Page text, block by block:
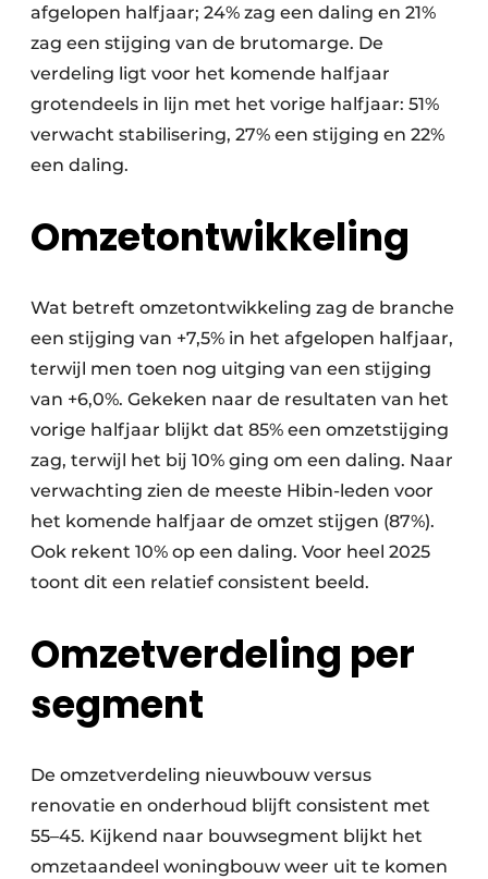
afgelopen halfjaar; 24% zag een daling en 21%
zag een stijging van de brutomarge. De
verdeling ligt voor het komende halfjaar
grotendeels in lijn met het vorige halfjaar: 51%
verwacht stabilisering, 27% een stijging en 22%
een daling.
Omzetontwikkeling
Wat betreft omzetontwikkeling zag de branche
een stijging van +7,5% in het afgelopen halfjaar,
terwijl men toen nog uitging van een stijging
van +6,0%. Gekeken naar de resultaten van het
vorige halfjaar blijkt dat 85% een omzetstijging
zag, terwijl het bij 10% ging om een daling. Naar
verwachting zien de meeste Hibin-leden voor
het komende halfjaar de omzet stijgen (87%).
Ook rekent 10% op een daling. Voor heel 2025
toont dit een relatief consistent beeld.
Omzetverdeling per
segment
De omzetverdeling nieuwbouw versus
renovatie en onderhoud blijft consistent met
55–45. Kijkend naar bouwsegment blijkt het
omzetaandeel woningbouw weer uit te komen